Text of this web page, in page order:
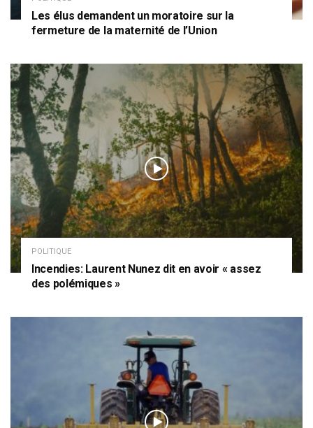
Les élus demandent un moratoire sur la
fermeture de la maternité de l’Union
POLITIQUE
Incendies: Laurent Nunez dit en avoir « assez
des polémiques »